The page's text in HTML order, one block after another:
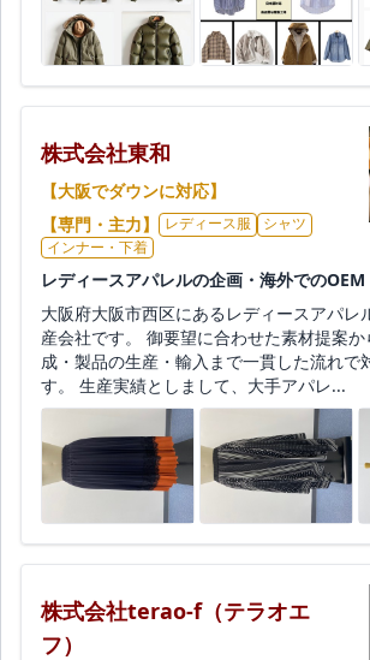
株式会社東和
【大阪でダウンに対応】
【専門・主力】
レディース服
シャツ
インナー・下着
レディースアパレルの企画・海外でのOEM
大阪府大阪市西区にあるレディースアパレ
産会社です。 御要望に合わせた素材提案
成・製品の生産・輸入まで一貫した流れで
す。 生産実績としまして、大手アパレ...
株式会社terao-f（テラオエ
フ）